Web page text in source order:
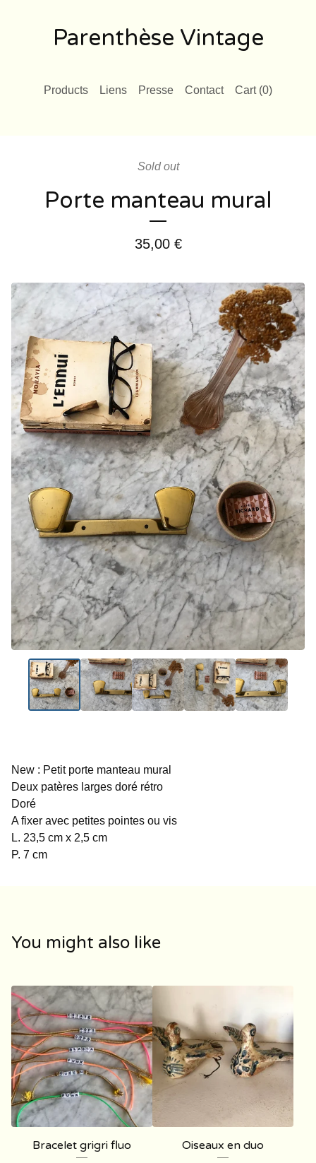
Parenthèse Vintage
Products Liens Presse Contact Cart (0)
Sold out
Porte manteau mural
35,00 €
New : Petit porte manteau mural
Deux patères larges doré rétro
Doré
A fixer avec petites pointes ou vis
L. 23,5 cm x 2,5 cm
P. 7 cm
You might also like
Bracelet grigri fluo
Oiseaux en duo